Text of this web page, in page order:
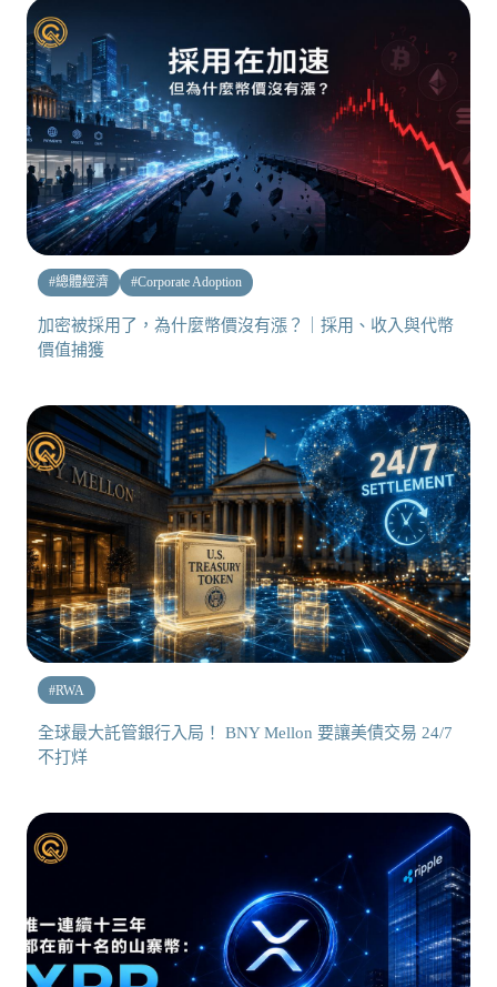
#總體經濟 #Corporate Adoption
加密被採用了，為什麼幣價沒有漲？｜採用、收入與代幣
價值捕獲
#RWA
全球最大託管銀行入局！ BNY Mellon 要讓美債交易 24/7
不打烊